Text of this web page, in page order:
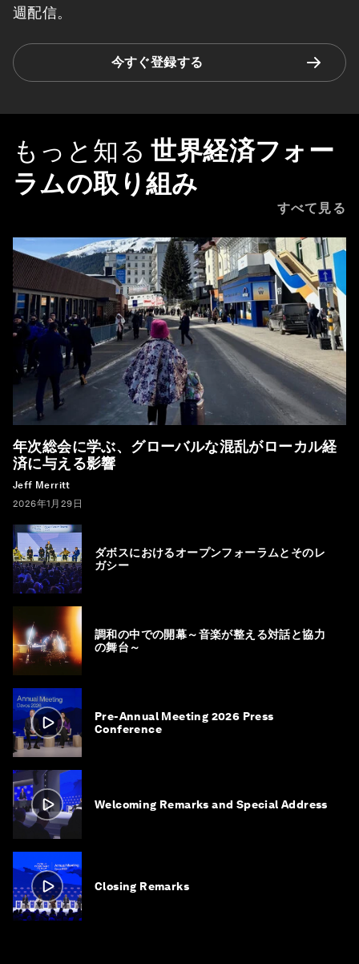
週配信。
今すぐ登録する
もっと知る 世界経済フォー
ラムの取り組み
すべて見る
年次総会に学ぶ、グローバルな混乱がローカル経
済に与える影響
Jeff Merritt
2026年1月29日
ダボスにおけるオープンフォーラムとそのレ
ガシー
調和の中での開幕～音楽が整える対話と協力
の舞台～
Pre-Annual Meeting 2026 Press
Conference
Welcoming Remarks and Special Address
Closing Remarks